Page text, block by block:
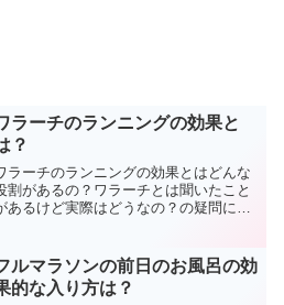
ラーチのランニングの効果と
？
ラーチのランニングの効果とはどんな
割があるの？ワラーチとは聞いたこと
あるけど実際はどうなの？の疑問につ
ルマラソンの前日のお風呂の効
的な入り方は？